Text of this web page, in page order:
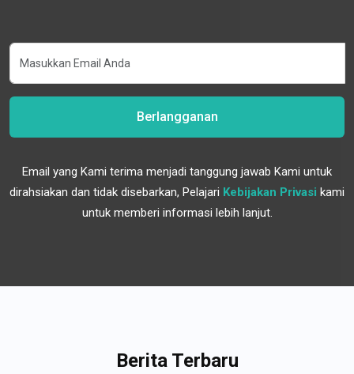
Berlangganan
Email yang Kami terima menjadi tanggung jawab Kami untuk
dirahsiakan dan tidak disebarkan, Pelajari Kebijakan Privasi kami
untuk memberi informasi lebih lanjut.
Berita Terbaru